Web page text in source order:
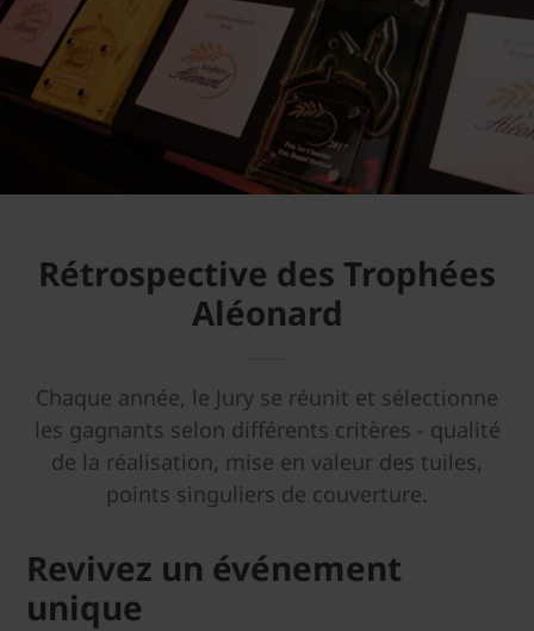
Rétrospective des Trophées
Aléonard
Chaque année, le Jury se réunit et sélectionne
les gagnants selon différents critères - qualité
de la réalisation, mise en valeur des tuiles,
points singuliers de couverture.
Revivez un événement
unique